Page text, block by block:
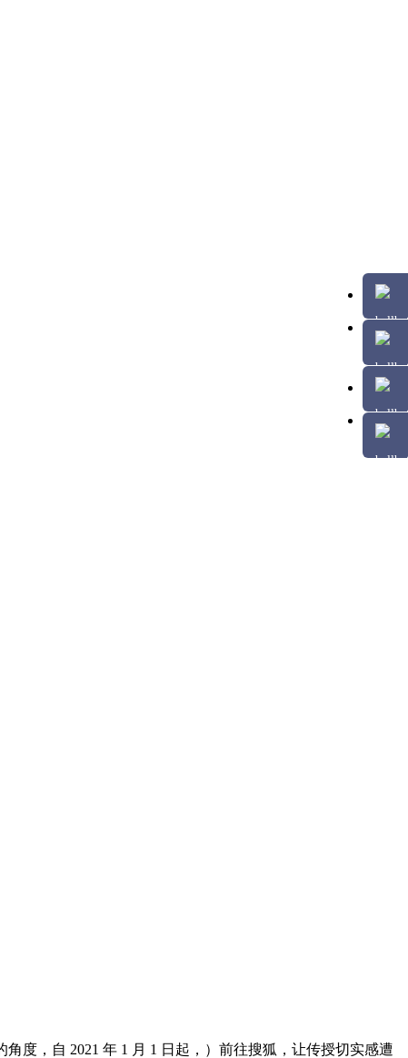
，自 2021 年 1 月 1 日起，）前往搜狐，让传授切实感遭